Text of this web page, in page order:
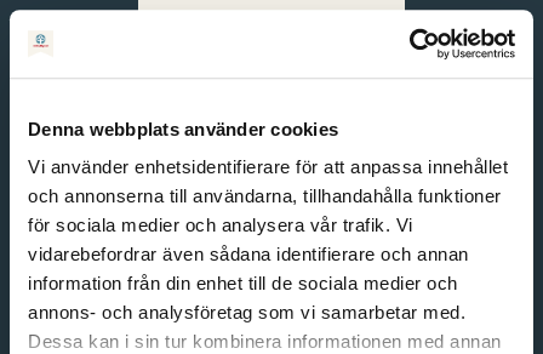
Denna webbplats använder cookies
Vi använder enhetsidentifierare för att anpassa innehållet
och annonserna till användarna, tillhandahålla funktioner
för sociala medier och analysera vår trafik. Vi
vidarebefordrar även sådana identifierare och annan
information från din enhet till de sociala medier och
annons- och analysföretag som vi samarbetar med.
Dessa kan i sin tur kombinera informationen med annan
English
Svenska